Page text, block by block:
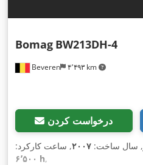
Beveren ۴٬۴۹۳ km
Bomag BW213DH-4
درخواست کردن
, سال ساخت: ۲۰۰۷, ساعت کارکرد:
۶٬۵۰۰ h,